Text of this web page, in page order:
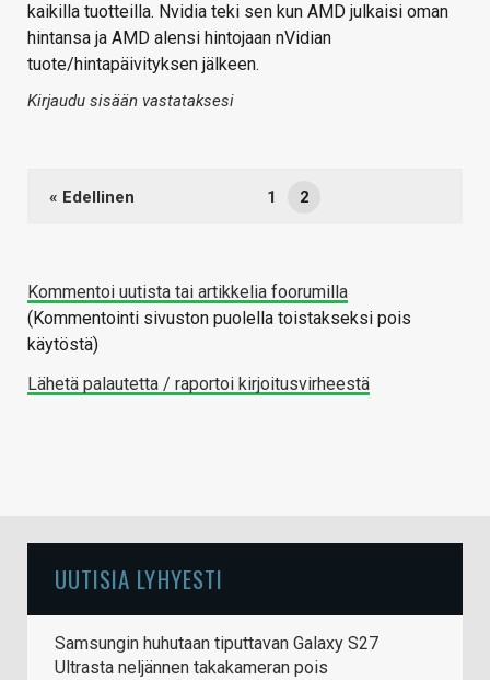
kaikilla tuotteilla. Nvidia teki sen kun AMD julkaisi oman
hintansa ja AMD alensi hintojaan nVidian
tuote/hintapäivityksen jälkeen.
Kirjaudu sisään vastataksesi
« Edellinen 1 2
Kommentoi uutista tai artikkelia foorumilla
(Kommentointi sivuston puolella toistakseksi pois
käytöstä)
Lähetä palautetta / raportoi kirjoitusvirheestä
UUTISIA LYHYESTI
Samsungin huhutaan tiputtavan Galaxy S27
Ultrasta neljännen takakameran pois